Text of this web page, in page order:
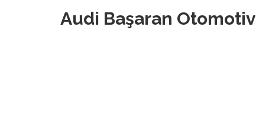
Audi Başaran Otomotiv